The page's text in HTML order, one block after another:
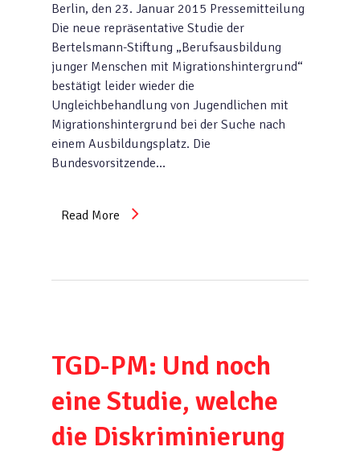
Berlin, den 23. Januar 2015 Pressemitteilung
Die neue repräsentative Studie der
Bertelsmann-Stiftung „Berufsausbildung
junger Menschen mit Migrationshintergrund“
bestätigt leider wieder die
Ungleichbehandlung von Jugendlichen mit
Migrationshintergrund bei der Suche nach
einem Ausbildungsplatz. Die
Bundesvorsitzende…
Read More
TGD-PM: Und noch
eine Studie, welche
die Diskriminierung